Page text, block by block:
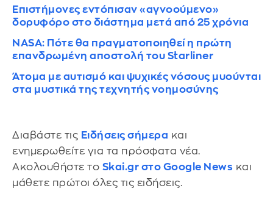
Επιστήμονες εντόπισαν «αγνοούμενο»
δορυφόρο στο διάστημα μετά από 25 χρόνια
NASA: Πότε θα πραγματοποιηθεί η πρώτη
επανδρωμένη αποστολή του Starliner
Άτομα με αυτισμό και ψυχικές νόσους μυούνται
στα μυστικά της τεχνητής νοημοσύνης
Διαβάστε τις Ειδήσεις σήμερα και
ενημερωθείτε για τα πρόσφατα νέα.
Ακολουθήστε το Skai.gr στο Google News και
μάθετε πρώτοι όλες τις ειδήσεις.